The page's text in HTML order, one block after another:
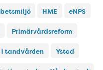
HME eNPS
Primärvårdsreform
i tandvården Ystad